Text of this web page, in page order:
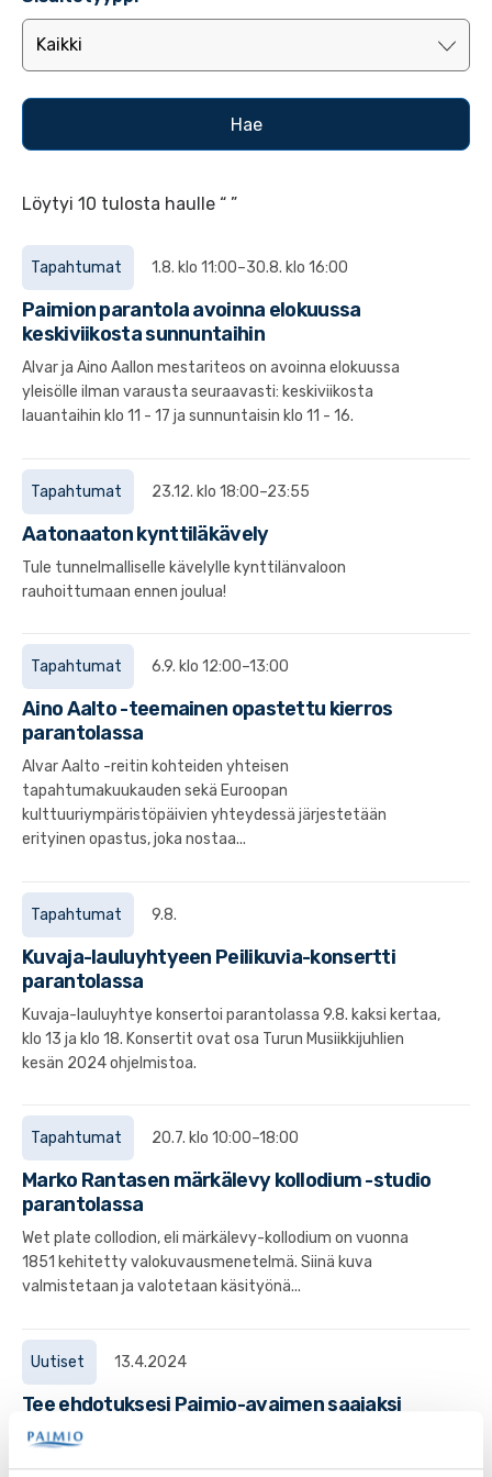
Löytyi 10 tulosta haulle “ ”
Tapahtumat 1.8. klo 11:00–30.8. klo 16:00
Paimion parantola avoinna elokuussa
keskiviikosta sunnuntaihin
Alvar ja Aino Aallon mestariteos on avoinna elokuussa
yleisölle ilman varausta seuraavasti: keskiviikosta
lauantaihin klo 11 - 17 ja sunnuntaisin klo 11 - 16.
Tapahtumat 23.12. klo 18:00–23:55
Aatonaaton kynttiläkävely
Tule tunnelmalliselle kävelylle kynttilänvaloon
rauhoittumaan ennen joulua!
Tapahtumat 6.9. klo 12:00–13:00
Aino Aalto -teemainen opastettu kierros
parantolassa
Alvar Aalto -reitin kohteiden yhteisen
tapahtumakuukauden sekä Euroopan
kulttuuriympäristöpäivien yhteydessä järjestetään
erityinen opastus, joka nostaa...
Tapahtumat 9.8.
Kuvaja-lauluyhtyeen Peilikuvia-konsertti
parantolassa
Kuvaja-lauluyhtye konsertoi parantolassa 9.8. kaksi kertaa,
klo 13 ja klo 18. Konsertit ovat osa Turun Musiikkijuhlien
kesän 2024 ohjelmistoa.
Tapahtumat 20.7. klo 10:00–18:00
Marko Rantasen märkälevy kollodium -studio
parantolassa
Wet plate collodion, eli märkälevy-kollodium on vuonna
1851 kehitetty valokuvausmenetelmä. Siinä kuva
valmistetaan ja valotetaan käsityönä...
Uutiset 13.4.2024
Tee ehdotuksesi Paimio-avaimen saajaksi
Paimion kaupunki ja Paimion Yrittäjät etsivät jälleen